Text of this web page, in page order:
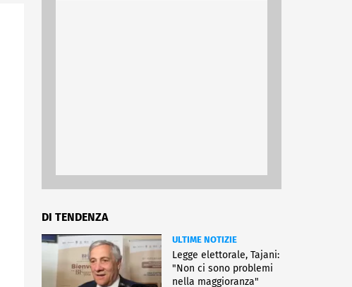
DI TENDENZA
ULTIME NOTIZIE
Legge elettorale, Tajani:
"Non ci sono problemi
nella maggioranza"